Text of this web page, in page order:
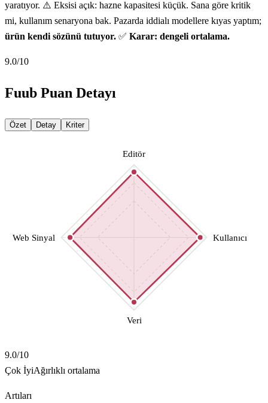
yaratıyor. ⚠️ Eksisi açık: hazne kapasitesi küçük. Sana göre kritik
mi, kullanım senaryona bak. Pazarda iddialı modellere kıyas yaptım;
ürün kendi sözünü tutuyor. ✅ Karar: dengeli ortalama.
9.0/10
Fuub Puan Detayı
Özet Detay Kriter
Editör
Kullanıcı
Veri
Web Sinyal
9.0/10
Çok İyiAğırlıklı ortalama
Artıları